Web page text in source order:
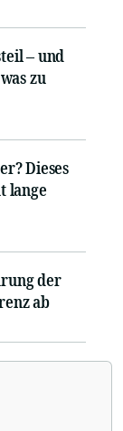
– und
zu
Dieses
lange
der
ab